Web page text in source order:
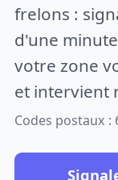
frelons :
d'une
votre zone
et intervient
Codes postaux :